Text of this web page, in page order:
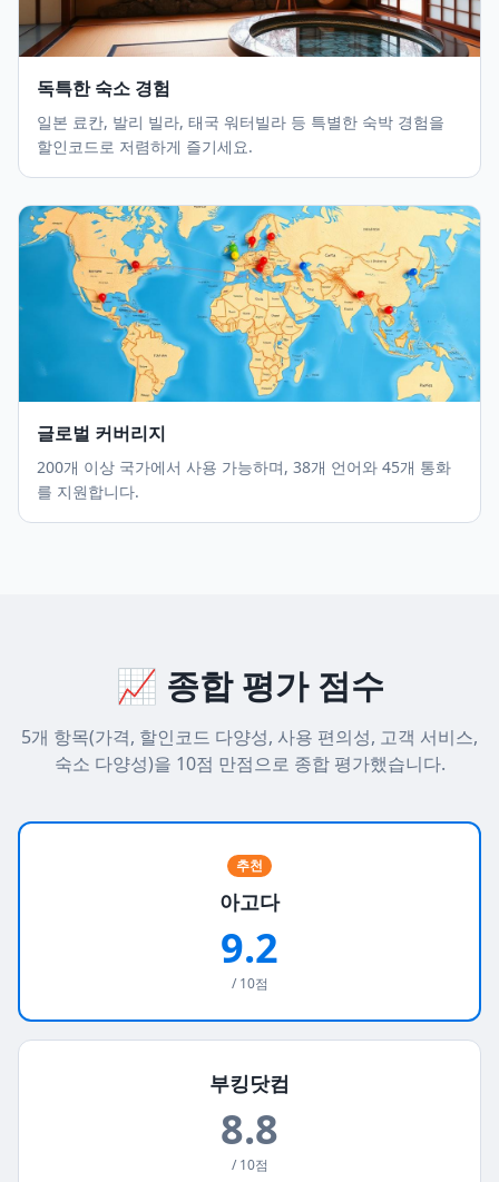
독특한 숙소 경험
일본 료칸, 발리 빌라, 태국 워터빌라 등 특별한 숙박 경험을
할인코드로 저렴하게 즐기세요.
글로벌 커버리지
200개 이상 국가에서 사용 가능하며, 38개 언어와 45개 통화
를 지원합니다.
📈 종합 평가 점수
5개 항목(가격, 할인코드 다양성, 사용 편의성, 고객 서비스,
숙소 다양성)을 10점 만점으로 종합 평가했습니다.
추천
아고다
9.2
/ 10점
부킹닷컴
8.8
/ 10점